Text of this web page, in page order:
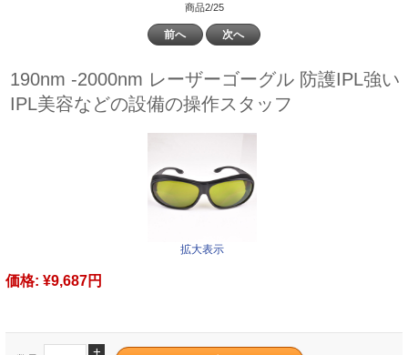
商品2/25
前へ 次へ
190nm -2000nm レーザーゴーグル 防護IPL強い
IPL美容などの設備の操作スタッフ
拡大表示
価格: ¥9,687円
+